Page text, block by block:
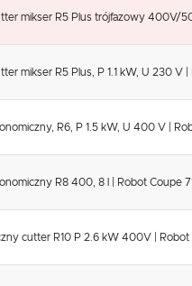
mikser R5 Plus trójfazowy 400V/
mikser R5 Plus, P 1.1 kW, U 230 V
R6, P 1.5 kW, U 400 V |
R8 400, 8 l | Robot Coupe
cutter R10 P 2.6 kW 400V | Robot